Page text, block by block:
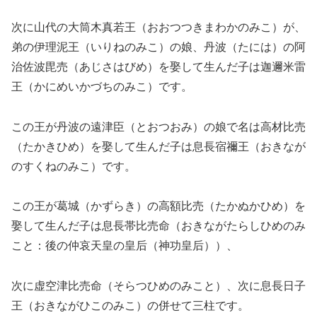
次に山代の大筒木真若王（おおつつきまわかのみこ）が、
弟の伊理泥王（いりねのみこ）の娘、丹波（たには）の阿
治佐波毘売（あじさはびめ）を娶して生んだ子は迦邇米雷
王（かにめいかづちのみこ）です。
この王が丹波の遠津臣（とおつおみ）の娘で名は高材比売
（たかきひめ）を娶して生んだ子は息長宿禰王（おきなが
のすくねのみこ）です。
この王が葛城（かずらき）の高額比売（たかぬかひめ）を
娶して生んだ子は息長帯比売命（おきながたらしひめのみ
こと：後の仲哀天皇の皇后（神功皇后））、
次に虚空津比売命（そらつひめのみこと）、次に息長日子
王（おきながひこのみこ）の併せて三柱です。